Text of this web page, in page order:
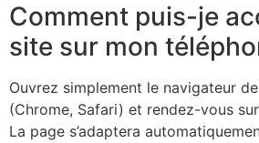
Comment puis-je
site sur mon
Ouvrez simplement le navigateur
(Chrome, Safari) et rendez-vous
La page s’adaptera